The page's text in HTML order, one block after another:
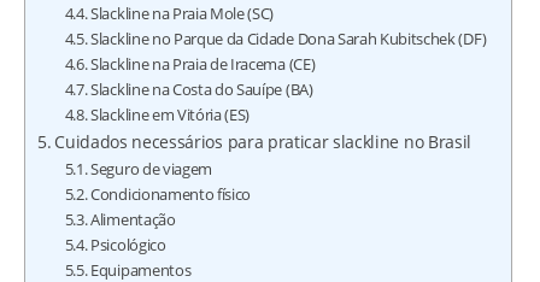
Slackline na Praia Mole (SC)
Slackline no Parque da Cidade Dona Sarah Kubitschek (DF)
Slackline na Praia de Iracema (CE)
Slackline na Costa do Sauípe (BA)
Slackline em Vitória (ES)
Cuidados necessários para praticar slackline no Brasil
Seguro de viagem
Condicionamento físico
Alimentação
Psicológico
Equipamentos